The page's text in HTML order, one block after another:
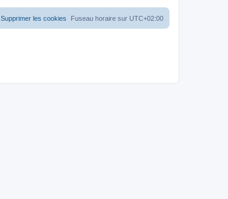
Fuseau horaire sur UTC+02:00
Supprimer les cookies